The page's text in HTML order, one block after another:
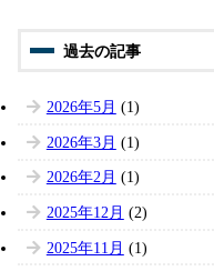
2026年5月 (1)
2026年3月 (1)
2026年2月 (1)
2025年12月 (2)
2025年11月 (1)